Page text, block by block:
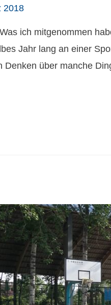
2018
ich mitgenommen
Jahr lang an einer
Denken über manche